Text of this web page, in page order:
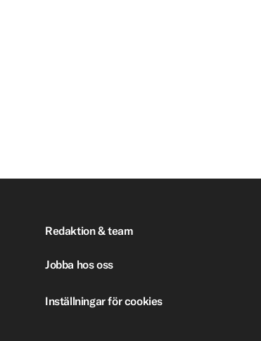
Redaktion & team
Jobba hos oss
Inställningar för cookies